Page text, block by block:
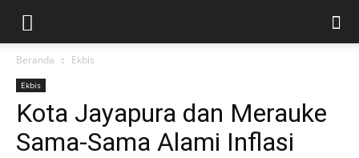
Beranda Ekbis
Ekbis
Kota Jayapura dan Merauke
Sama-Sama Alami Inflasi